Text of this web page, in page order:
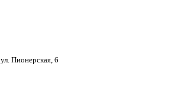
ул. Пионерская, 6